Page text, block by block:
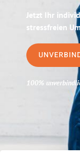
Jetzt Ihr
stressfreien
100%